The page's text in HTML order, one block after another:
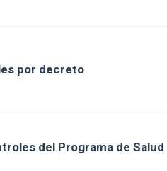
por decreto
del Programa de Salud